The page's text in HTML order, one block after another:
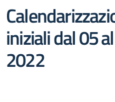
iniziali dal 05
2022